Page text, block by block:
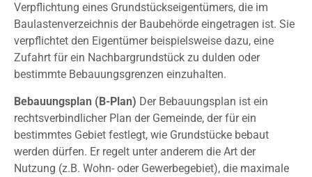
Verpflichtung eines Grundstückseigentümers, die im
Baulastenverzeichnis der Baubehörde eingetragen ist. Sie
verpflichtet den Eigentümer beispielsweise dazu, eine
Zufahrt für ein Nachbargrundstück zu dulden oder
bestimmte Bebauungsgrenzen einzuhalten.
Bebauungsplan (B-Plan) Der Bebauungsplan ist ein
rechtsverbindlicher Plan der Gemeinde, der für ein
bestimmtes Gebiet festlegt, wie Grundstücke bebaut
werden dürfen. Er regelt unter anderem die Art der
Nutzung (z.B. Wohn- oder Gewerbegebiet), die maximale